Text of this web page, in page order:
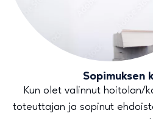
Sopimuksen
Kun olet valinnut hoitolan/
toteuttajan ja sopinut